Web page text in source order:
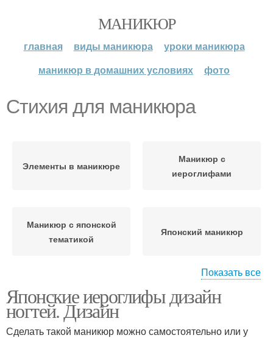
МАНИКЮР
главная виды маникюра
уроки маникюра
маникюр в домашних условиях
фото
Стихия для маникюра
Элементы в маникюре
Маникюр с
иероглифами
Маникюр с японской
тематикой
Японский маникюр
Маникюр по фен французский маникюр
Показать все
Японские иероглифы дизайн
ногтей. Дизайн
Сделать такой маникюр можно самостоятельно или у